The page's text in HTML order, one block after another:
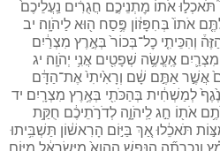
אֹתוֹ֒ מׇתְנֵיכֶ֣ם חֲגֻרִ֔ים נַֽעֲלֵיכֶם֙
אֹתוֹ֙ בְּחִפָּז֔וֹן פֶּ֥סַח ה֖וּא לַיהֹוָֽה׃ יב
וְהִכֵּיתִ֤י כׇל־בְּכוֹר֙ בְּאֶ֣רֶץ מִצְרַ֔יִם
אֶֽעֱשֶׂ֥ה שְׁפָטִ֖ים אֲנִ֥י יְהֹוָֽה׃ יג
אֲשֶׁ֣ר אַתֶּ֣ם שָׁ֔ם וְרָאִ֙יתִי֙ אֶת־הַדָּ֔ם
לְמַשְׁחִ֔ית בְּהַכֹּתִ֖י בְּאֶ֥רֶץ מִצְרָֽיִם׃ יד
אֹת֖וֹ חַ֣ג לַֽיהֹוָ֑ה לְדֹרֹ֣תֵיכֶ֔ם חֻקַּ֥ת
תֹּאכֵ֔לוּ אַ֚ךְ בַּיּ֣וֹם הָרִאשׁ֔וֹן תַּשְׁבִּ֥יתוּ
וְנִכְרְתָ֞ה הַנֶּ֤פֶשׁ הַהִוא֙ מִיִּשְׂרָאֵ֔ל מִיּ֥וֹם